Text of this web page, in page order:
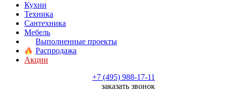
Кухни
Техника
Сантехника
Мебель
Выполненные проекты
Распродажа
Акции
+7 (495) 988-17-11
заказать звонок